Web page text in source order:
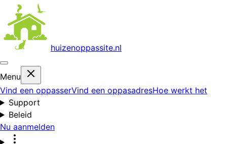
huizenoppassite.nl
Menu
Vind een oppasserVind een oppasadresHoe werkt het
Support
Beleid
Nu aanmelden